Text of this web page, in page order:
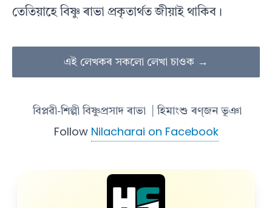
তেতিয়াহে বিষ্ণু ৰাভা প্রকৃতাৰ্থত জীয়াই থাকিব।
এই লেখকৰ সকলো লেখা চাওক →
বিপ্লৱী-শিল্পী বিষ্ণুপ্ৰসাদ ৰাভা | হিমাংশু ৰণ্‌জন ভূঞা
Follow Nilacharai on Facebook